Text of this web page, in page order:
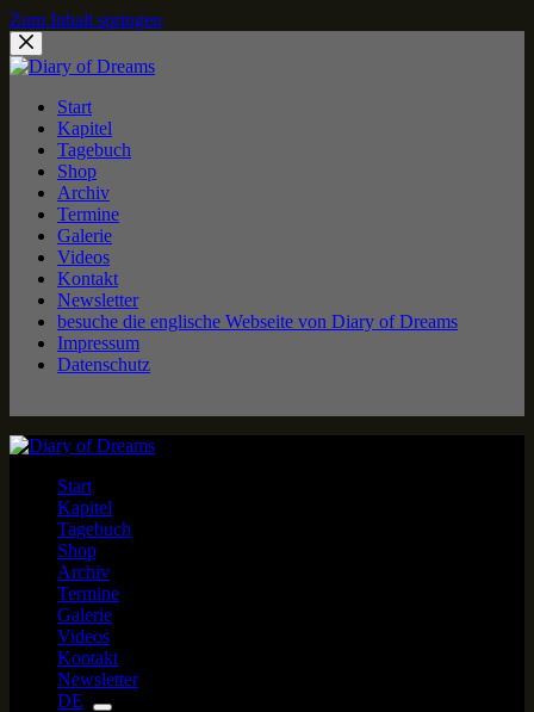
Zum Inhalt springen
Start
Kapitel
Tagebuch
Shop
Archiv
Termine
Galerie
Videos
Kontakt
Newsletter
besuche die englische Webseite von Diary of Dreams
Impressum
Datenschutz
Start
Kapitel
Tagebuch
Shop
Archiv
Termine
Galerie
Videos
Kontakt
Newsletter
DE